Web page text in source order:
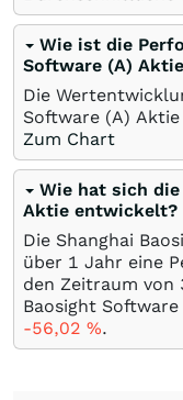
Wie ist die
Software (A)
Die
Software (A)
Zum Chart
Wie hat sich
Aktie entwickelt?
Die Shanghai
über 1 Jahr eine
den Zeitraum von
Baosight
-56,02 %.